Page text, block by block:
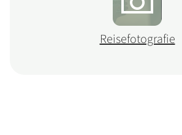
Reisefotografie